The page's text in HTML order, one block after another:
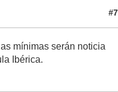
#7
mínimas serán noticia
Ibérica.